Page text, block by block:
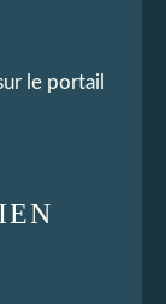
le portail